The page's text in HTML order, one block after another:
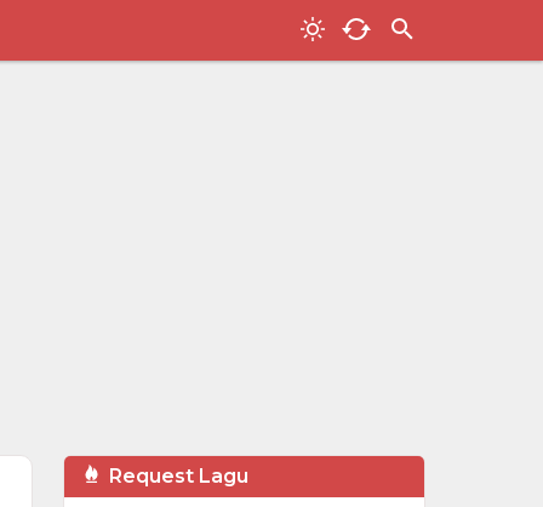
Request Lagu